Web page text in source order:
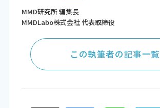
MMD研究所 編集長
MMDLabo株式会社 代表取締役
この執筆者の記事一覧